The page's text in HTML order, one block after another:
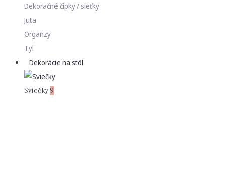
Dekoračné čipky / sieťky
Juta
Organzy
Tyl
Dekorácie na stôl
Sviečky 9